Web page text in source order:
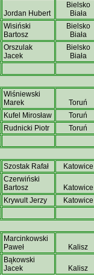
Jordan Hubert
Bielsko
Biała
Wisiński
Bartosz
Bielsko
Biała
Orszulak
Jacek
Bielsko
Biała
Wiśniewski
Marek
Toruń
Kufel Mirosław
Toruń
Rudnicki Piotr
Toruń
Szostak Rafał Katowice
Czerwiński
Bartosz
Katowice
Krywult Jerzy
Katowice
Marcinkowski
Paweł
Kalisz
Bąkowski
Jacek
Kalisz